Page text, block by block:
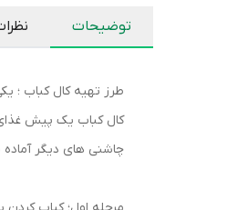
توضیحات
طرز تهیه کال کباب ؛
کال کباب یک پیش غذای
چاشنی های دیگر